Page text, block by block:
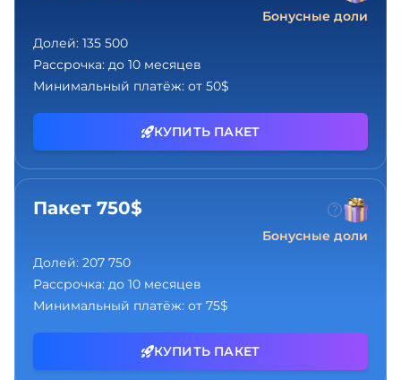
Бонусные доли
Долей: 135 500
Рассрочка: до 10 месяцев
Минимальный платёж: от 50$
КУПИТЬ ПАКЕТ
Пакет 750$
Бонусные доли
Долей: 207 750
Рассрочка: до 10 месяцев
Минимальный платёж: от 75$
КУПИТЬ ПАКЕТ